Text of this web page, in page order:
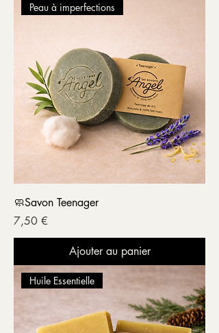
Peau à imperfections
🧼Savon Teenager
Prix
7,50 €
Ajouter au panier
Huile Essentielle